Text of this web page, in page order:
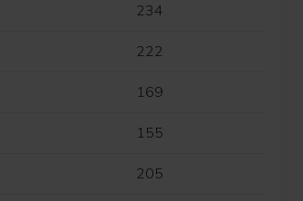
234
222
169
155
205